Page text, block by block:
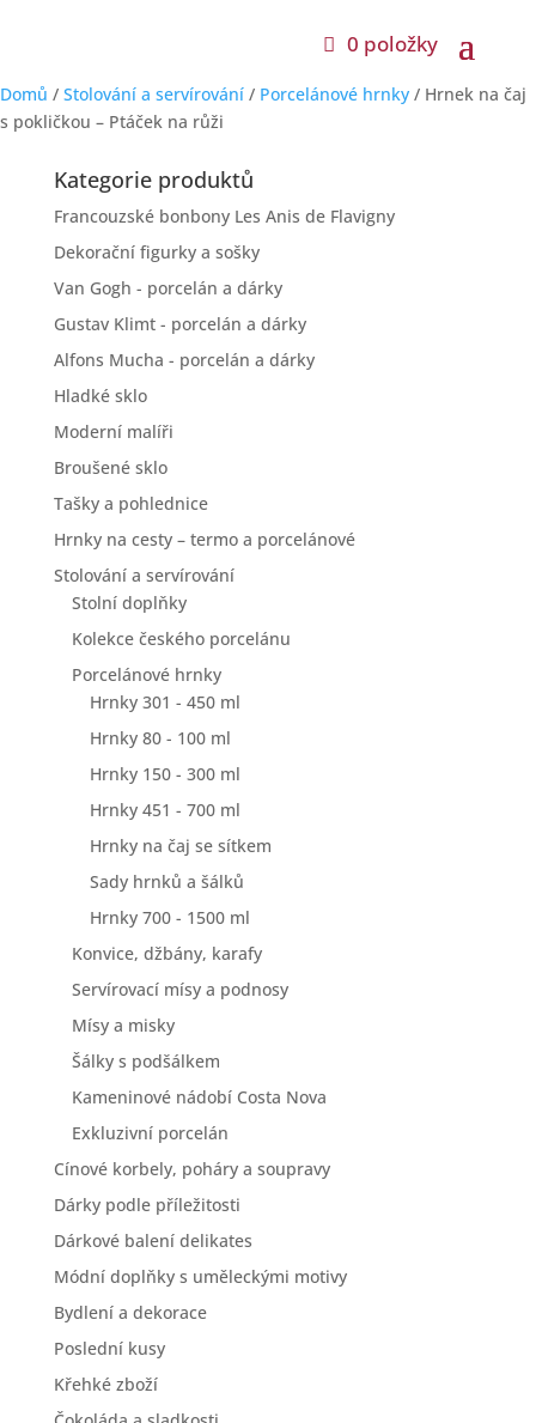
0 položky
Domů / Stolování a servírování / Porcelánové hrnky / Hrnek na čaj
s pokličkou – Ptáček na růži
Kategorie produktů
Francouzské bonbony Les Anis de Flavigny
Dekorační figurky a sošky
Van Gogh - porcelán a dárky
Gustav Klimt - porcelán a dárky
Alfons Mucha - porcelán a dárky
Hladké sklo
Moderní malíři
Broušené sklo
Tašky a pohlednice
Hrnky na cesty – termo a porcelánové
Stolování a servírování
Stolní doplňky
Kolekce českého porcelánu
Porcelánové hrnky
Hrnky 301 - 450 ml
Hrnky 80 - 100 ml
Hrnky 150 - 300 ml
Hrnky 451 - 700 ml
Hrnky na čaj se sítkem
Sady hrnků a šálků
Hrnky 700 - 1500 ml
Konvice, džbány, karafy
Servírovací mísy a podnosy
Mísy a misky
Šálky s podšálkem
Kameninové nádobí Costa Nova
Exkluzivní porcelán
Cínové korbely, poháry a soupravy
Dárky podle příležitosti
Dárkové balení delikates
Módní doplňky s uměleckými motivy
Bydlení a dekorace
Poslední kusy
Křehké zboží